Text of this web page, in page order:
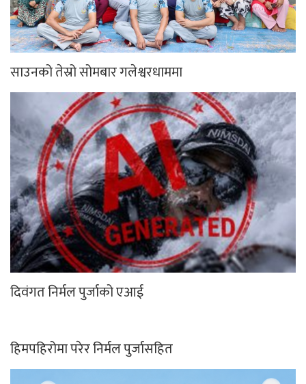
साउनको तेस्रो सोमबार गलेश्वरधाममा
दिवंगत निर्मल पुर्जाको एआई
हिमपहिरोमा परेर निर्मल पुर्जासहित